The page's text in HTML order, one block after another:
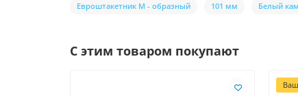
Евроштакетник М - образный 101 мм Белый
С этим товаром покупают